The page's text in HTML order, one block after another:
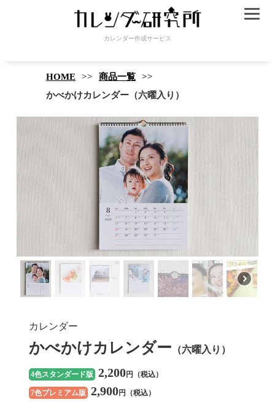
カレンダー作成サービス
HOME
商品一覧
かべかけカレンダー（六曜入り）
カレンダー
かべかけカレンダー （六曜入り）
4色スタンダード版 2,200円（税込）
7色プレミアム版 2,900円（税込）